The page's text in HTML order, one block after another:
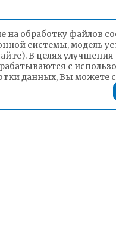
обработку файлов
системы, модель
В целях
с
данных, Вы можете